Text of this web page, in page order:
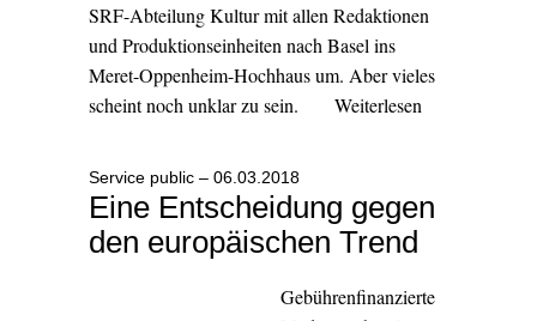
SRF-Abteilung Kultur mit allen Redaktionen
und Produktionseinheiten nach Basel ins
Meret-Oppenheim-Hochhaus um. Aber vieles
scheint noch unklar zu sein.
Weiterlesen
Service public – 06.03.2018
Eine Entscheidung gegen
den europäischen Trend
Gebührenfinanzierte